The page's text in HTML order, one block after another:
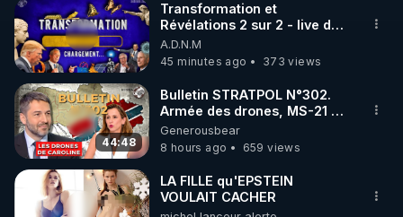
http://rgnr.li/news
🌱 VIDÉOS NON CENSURÉES SUR ODYSEE
Toutes les vidéos Youtube sont aussi sur la
http://rgnr.li/odysee
🌱 LES STAGES EN PRÉSENTIEL
Transformation et
Révélations 2 sur 2 - live du
07/08/26
A.D.N.M
45 minutes ago
373 views
44:48
Bulletin STRATPOL N°302.
Armée des drones, MS-21 en
série, missiles coréens.
07.08.2026.
Generousbear
8 hours ago
659 views
LA FILLE qu'EPSTEIN
VOULAIT CACHER